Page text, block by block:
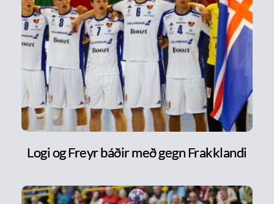
Logi og Freyr báðir með gegn Frakklandi